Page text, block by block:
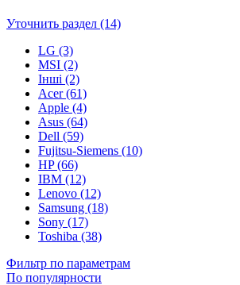
Уточнить раздел (14)
LG (3)
MSI (2)
Інші (2)
Acer (61)
Apple (4)
Asus (64)
Dell (59)
Fujitsu-Siemens (10)
HP (66)
IBM (12)
Lenovo (12)
Samsung (18)
Sony (17)
Toshiba (38)
Фильтр по параметрам
По популярности